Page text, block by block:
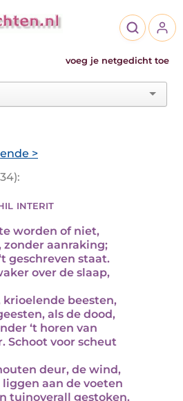
voeg je netgedicht toe
>
interit
worden of niet,
aanraking;
geschreven staat.
over de slaap,
beesten,
als de dood,
‘t horen van
Schoot voor scheut
deur, de wind,
aan de voeten
tuinoverall gestoken.